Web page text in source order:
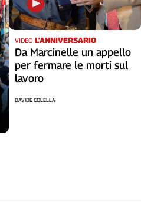
VIDEO L'ANNIVERSARIO
Da Marcinelle un appello
per fermare le morti sul
lavoro
DAVIDE COLELLA